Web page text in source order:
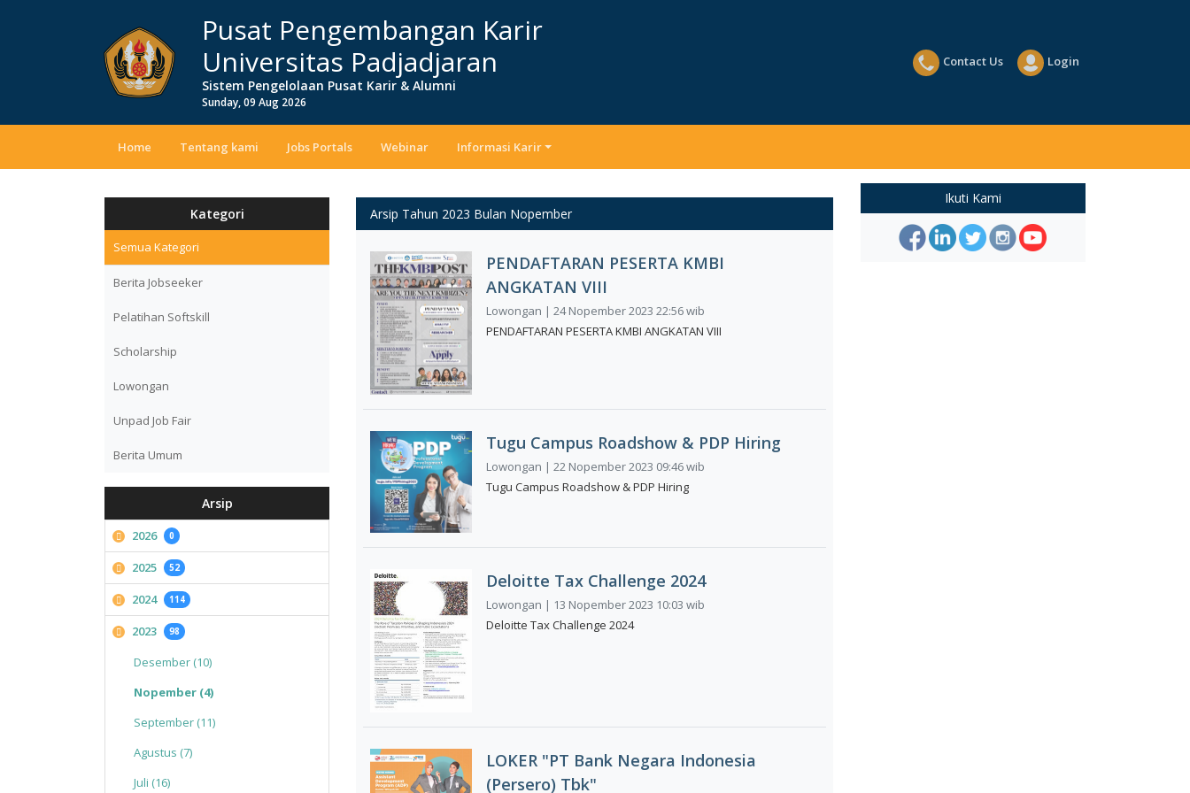
Pusat Pengembangan Karir
Universitas Padjadjaran
Sistem Pengelolaan Pusat Karir & Alumni
Sunday, 09 Aug 2026
Contact Us Login
Home Tentang kami Jobs Portals Webinar Informasi Karir
Kategori
Semua Kategori
Berita Jobseeker
Pelatihan Softskill
Scholarship
Lowongan
Unpad Job Fair
Berita Umum
Arsip
2026 0
2025 52
2024 114
2023 98
Desember (10)
Nopember (4)
September (11)
Agustus (7)
Juli (16)
Arsip Tahun 2023 Bulan Nopember
PENDAFTARAN PESERTA KMBI
ANGKATAN VIII
Lowongan | 24 Nopember 2023 22:56 wib
PENDAFTARAN PESERTA KMBI ANGKATAN VIII
Tugu Campus Roadshow & PDP Hiring
Lowongan | 22 Nopember 2023 09:46 wib
Tugu Campus Roadshow & PDP Hiring
Deloitte Tax Challenge 2024
Lowongan | 13 Nopember 2023 10:03 wib
Deloitte Tax Challenge 2024
LOKER "PT Bank Negara Indonesia
(Persero) Tbk"
Ikuti Kami